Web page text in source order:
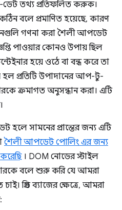
তথ্য প্রতিফলিত করুক।
বলে প্রমাণিত হয়েছে, কারণ
গণনা করা শৈলী আপডেট
পাওয়ার কোনও উপায় ছিল
হয়ে ওঠে বা বন্ধ করে তা
হল প্রতিটি উপাদানের আপ-টু-
ক্রমাগত অনুসন্ধান করা। এটি
সামনের প্রান্তের জন্য এটি
শৈলী আপডেট পোলিং এর জন্য
। DOM নোডের স্টাইল
বলে শুরু করি যে আমরা
গ্রিড ব্যাজের ক্ষেত্রে, আমরা